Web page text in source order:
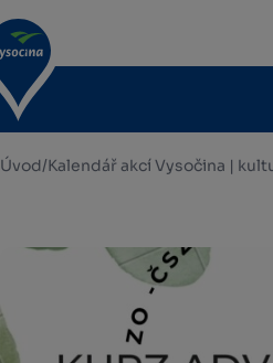
Úvod/Kalendář akcí Vysočina |